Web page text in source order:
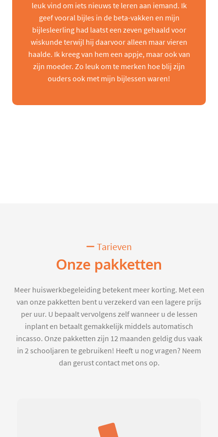
leuk vind om iets nieuws te leren aan iemand. Ik
geef vooral bijles in de beta-vakken en mijn
bijlesleerling had laatst een zeven gehaald voor
wiskunde terwijl hij daarvoor alleen maar vieren
haalde. Ik kreeg van hem een appje, maar ook van
zijn moeder. Zo leuk om te merken hoe blij zijn
ouders ook met mijn bijlessen waren!
Tarieven
Onze pakketten
Meer huiswerkbegeleiding betekent meer korting. Met een
van onze pakketten bent u verzekerd van een lagere prijs
per uur. U bepaalt vervolgens zelf wanneer u de lessen
inplant en betaalt gemakkelijk middels automatisch
incasso. Onze pakketten zijn 12 maanden geldig dus vaak
in 2 schooljaren te gebruiken! Heeft u nog vragen? Neem
dan gerust contact met ons op.